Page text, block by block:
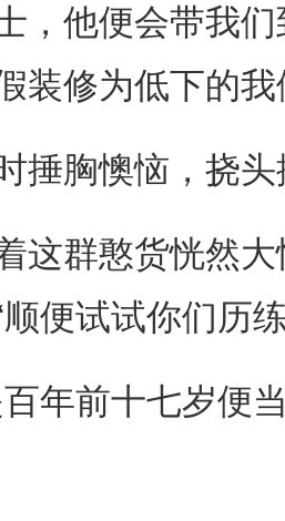
，他便会带我
装修为低下的
胸懊恼，挠头
群憨货恍然大
便试试你们历
前十七岁便当